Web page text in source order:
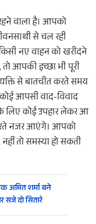
वाला है। आपको
से चल रही
नए वाहन को खरीदने
आपकी इच्छा भी पूरी
से बातचीत करते समय
आपसी वाद-विवाद
लिए कोई उपहार लेकर आ
नजर आएंगे। आपको
तो समस्या हो सकती
अमित शर्मा बने
दो सितारे